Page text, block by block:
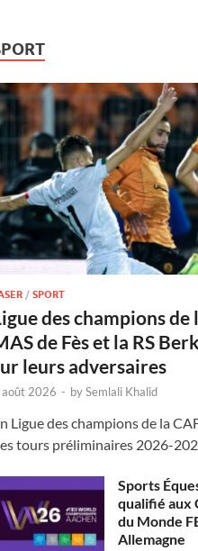
/SPORT
des champions de
de Fès et la RS
leurs adversaires
2026 - bySemlali Khalid
Ligue des champions de la
tours préliminaires 2026-
Sports
qualifié aux
du Monde
Allemagne